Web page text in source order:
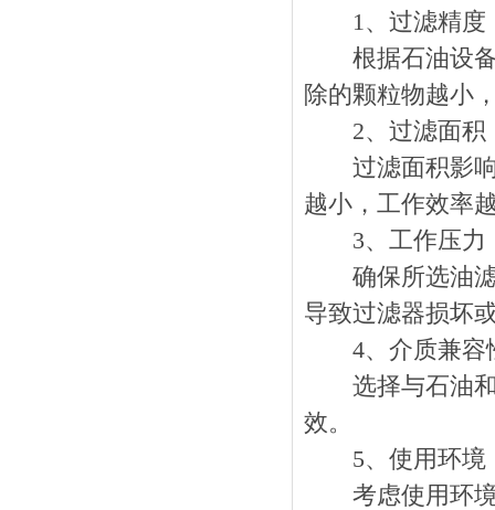
1、过滤精度
根据石油设备
除的颗粒物越小
2、过滤面积
过滤面积影响
越小，工作效率
3、工作压力
确保所选油滤
导致过滤器损坏
4、介质兼容
选择与石油和
效。
5、使用环境
考虑使用环境